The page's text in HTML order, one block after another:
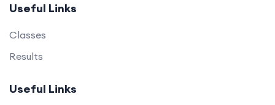
Useful Links
Classes
Results
Useful Links